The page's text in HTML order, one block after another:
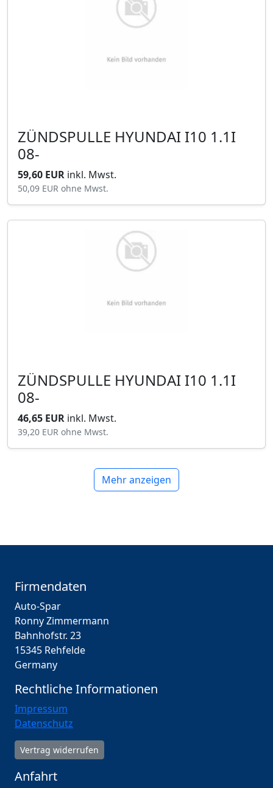
ZÜNDSPULLE HYUNDAI I10 1.1I
08-
59,60 EUR inkl. Mwst.
50,09 EUR ohne Mwst.
ZÜNDSPULLE HYUNDAI I10 1.1I
08-
46,65 EUR inkl. Mwst.
39,20 EUR ohne Mwst.
Mehr anzeigen
Firmendaten
Auto-Spar
Ronny Zimmermann
Bahnhofstr. 23
15345 Rehfelde
Germany
Rechtliche Informationen
Impressum
Datenschutz
Vertrag widerrufen
Anfahrt